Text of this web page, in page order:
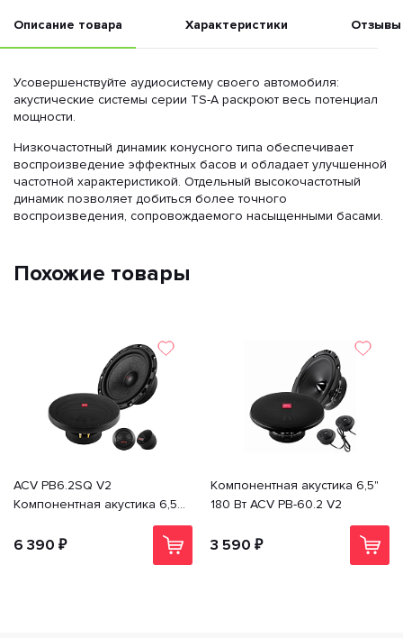
Описание товара Характеристики Отзывы
Усовершенствуйте аудиосистему своего автомобиля:
акустические системы серии TS-A раскроют весь потенциал
мощности.
Низкочастотный динамик конусного типа обеспечивает
воспроизведение эффектных басов и обладает улучшенной
частотной характеристикой. Отдельный высокочастотный
динамик позволяет добиться более точного
воспроизведения, сопровождаемого насыщенными басами.
Похожие товары
ACV PB6.2SQ V2
Компонентная акустика 6,5"
6 390 ₽
Компонентная акустика 6,5"
180 Вт ACV PB-60.2 V2
3 590 ₽